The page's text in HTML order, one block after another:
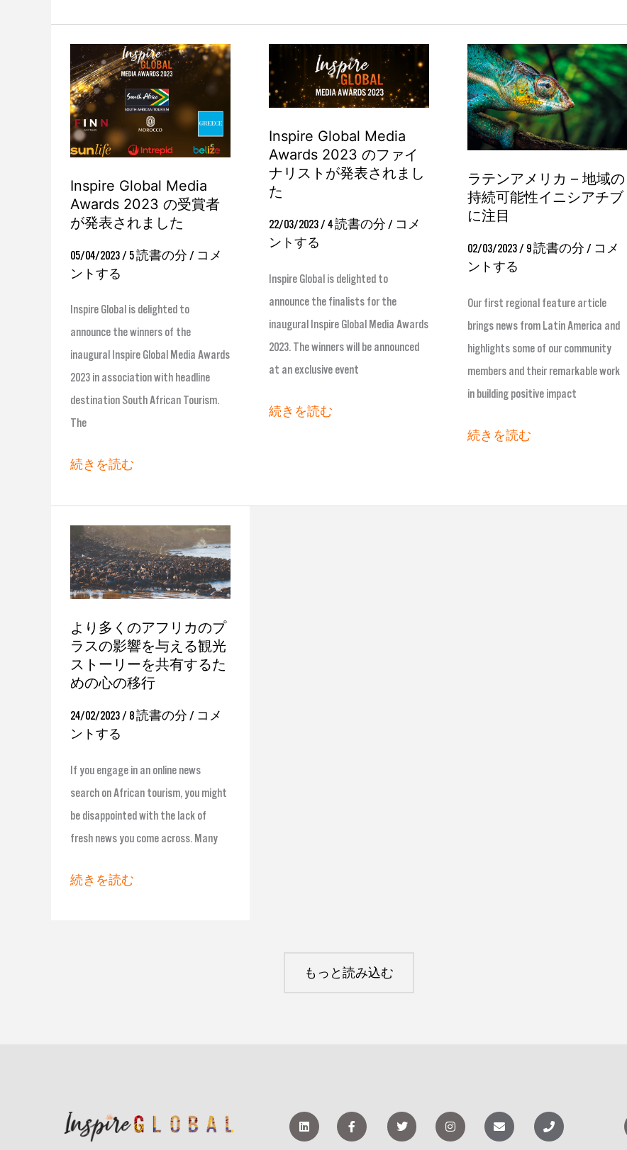
Inspire Global Media
Awards 2023 の受賞者
が発表されました
05/04/2023 / 5 読書の分 / コメ
ントする
Inspire Global is delighted to
announce the winners of the
inaugural Inspire Global Media Awards
2023 in association with headline
destination South African Tourism.
The
Inspire
Global
Media
Awards
2023
受
賞
が
発
表
さ
れ
ま
し
た
続きを読む
Inspire Global Media
Awards 2023 のファイ
ナリストが発表されまし
た
22/03/2023 /4 読書の分 / コメ
ントする
Inspire Global is delighted to
announce the finalists for the
inaugural Inspire Global Media Awards
2023. The winners will be announced
at an exclusive event
Inspire
Global
Media
2023
の
フ
イ
リ
ス
ト
が
発
さ
た
続きを読む
ラテンアメリカ – 地域の
持続可能性イニシアチブ
に注目
02/03/2023 / 9 読書の分 / コメ
ントする
Our first regional feature article
brings news from Latin America and
highlights some of our community
members and their remarkable work
in building positive impact
ラ
テ
ン
ア
カ
–
持
続
可
能
性
ニ
チ
続きを読む
より多くのアフリカのプ
ラスの影響を与える観光
ストーリーを共有するた
めの心の移行
24/02/2023 / 8 読書の分 / コメ
ントする
If you engage in an online news
search on African tourism, you might
be disappointed with the lack of
fresh news you come across. Many
よ
り
多
の
ア
フ
カ
の
響
ー
続きを読む
もっと読み込む
リ
ン
ク
F
a
c
ツ
イ
ッ
イ
ン
ス
封
筒
電
話